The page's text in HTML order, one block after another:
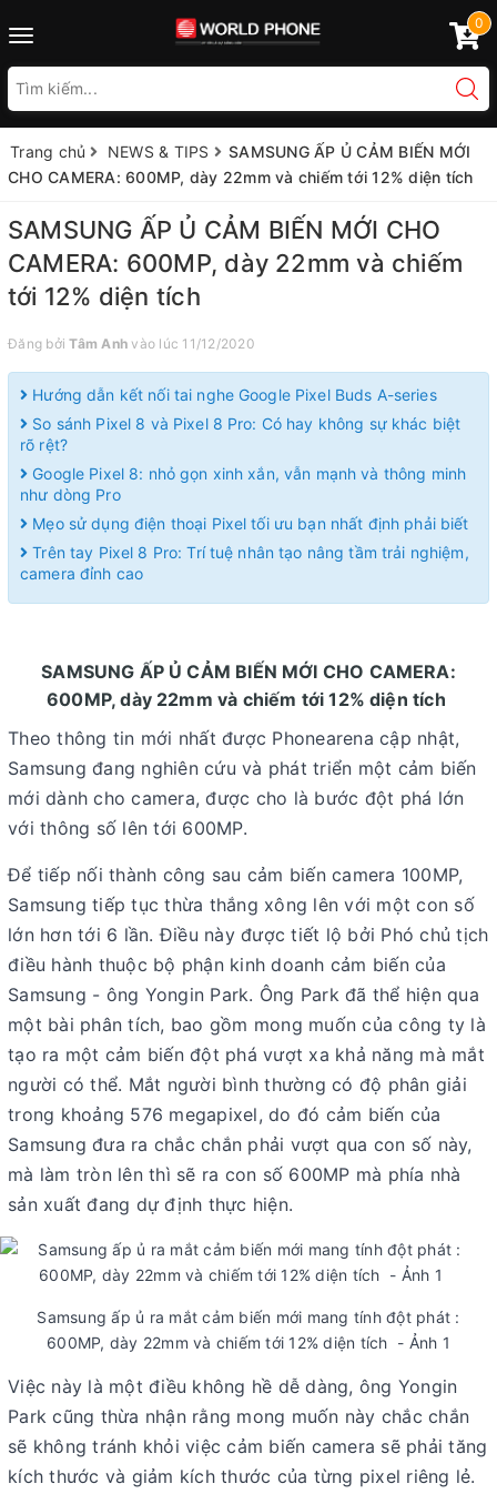
Toggle
0
Trang chủ NEWS & TIPS
SAMSUNG ẤP Ủ CẢM BIẾN MỚI
CHO CAMERA: 600MP, dày 22mm và chiếm tới 12% diện tích
SAMSUNG ẤP Ủ CẢM BIẾN MỚI CHO
CAMERA: 600MP, dày 22mm và chiếm
tới 12% diện tích
Đăng bởiTâm Anh vào lúc 11/12/2020
Hướng dẫn kết nối tai nghe Google Pixel Buds A-series
So sánh Pixel 8 và Pixel 8 Pro: Có hay không sự khác biệt
rõ rệt?
Google Pixel 8: nhỏ gọn xinh xắn, vẫn mạnh và thông minh
như dòng Pro
Mẹo sử dụng điện thoại Pixel tối ưu bạn nhất định phải biết
Trên tay Pixel 8 Pro: Trí tuệ nhân tạo nâng tầm trải nghiệm,
camera đỉnh cao
SAMSUNG ẤP Ủ CẢM BIẾN MỚI CHO CAMERA:
600MP, dày 22mm và chiếm tới 12% diện tích
Theo thông tin mới nhất được Phonearena cập nhật,
Samsung đang nghiên cứu và phát triển một cảm biến
mới dành cho camera, được cho là bước đột phá lớn
với thông số lên tới 600MP.
Để tiếp nối thành công sau cảm biến camera 100MP,
Samsung tiếp tục thừa thắng xông lên với một con số
lớn hơn tới 6 lần. Điều này được tiết lộ bởi Phó chủ tịch
điều hành thuộc bộ phận kinh doanh cảm biến của
Samsung - ông Yongin Park. Ông Park đã thể hiện qua
một bài phân tích, bao gồm mong muốn của công ty là
tạo ra một cảm biến đột phá vượt xa khả năng mà mắt
người có thể. Mắt người bình thường có độ phân giải
trong khoảng 576 megapixel, do đó cảm biến của
Samsung đưa ra chắc chắn phải vượt qua con số này,
mà làm tròn lên thì sẽ ra con số 600MP mà phía nhà
sản xuất đang dự định thực hiện.
Samsung ấp ủ ra mắt cảm biến mới mang tính đột phát :
600MP, dày 22mm và chiếm tới 12% diện tích - Ảnh 1
Việc này là một điều không hề dễ dàng, ông Yongin
Park cũng thừa nhận rằng mong muốn này chắc chắn
sẽ không tránh khỏi việc cảm biến camera sẽ phải tăng
kích thước và giảm kích thước của từng pixel riêng lẻ.